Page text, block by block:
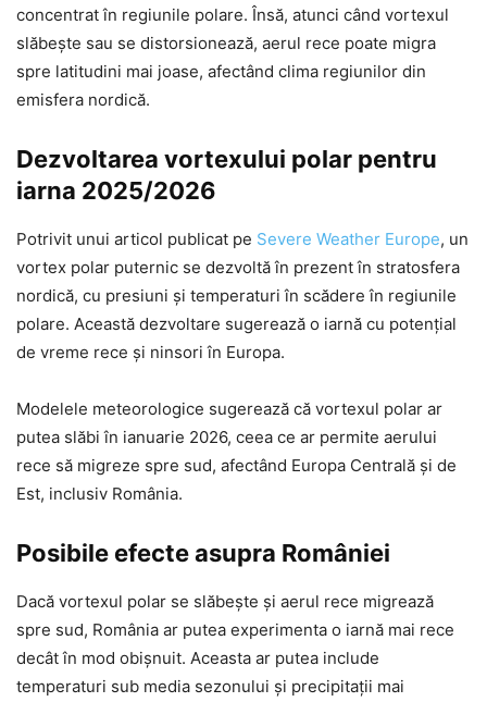
concentrat în regiunile polare. Însă, atunci când vortexul
slăbește sau se distorsionează, aerul rece poate migra
spre latitudini mai joase, afectând clima regiunilor din
emisfera nordică.
Dezvoltarea vortexului polar pentru
iarna 2025/2026
Potrivit unui articol publicat pe Severe Weather Europe, un
vortex polar puternic se dezvoltă în prezent în stratosfera
nordică, cu presiuni și temperaturi în scădere în regiunile
polare. Această dezvoltare sugerează o iarnă cu potențial
de vreme rece și ninsori în Europa.
Modelele meteorologice sugerează că vortexul polar ar
putea slăbi în ianuarie 2026, ceea ce ar permite aerului
rece să migreze spre sud, afectând Europa Centrală și de
Est, inclusiv România.
Posibile efecte asupra României
Dacă vortexul polar se slăbește și aerul rece migrează
spre sud, România ar putea experimenta o iarnă mai rece
decât în mod obișnuit. Aceasta ar putea include
temperaturi sub media sezonului și precipitații mai